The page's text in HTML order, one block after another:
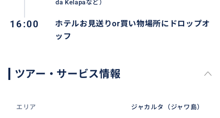
da Kelapaなど）
16:00
ホテルお見送りor買い物場所にドロップオ
ッフ
ツアー・サービス情報
エリア ジャカルタ（ジャワ島）